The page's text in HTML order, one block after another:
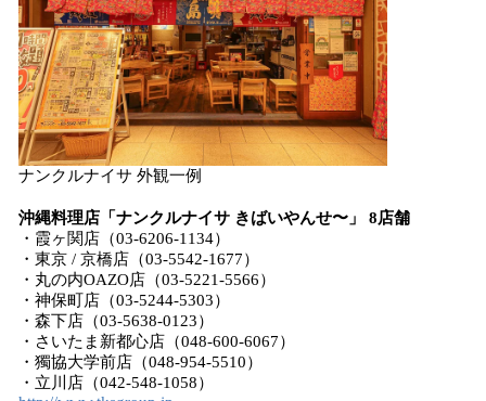
ナンクルナイサ 外観一例
沖縄料理店「ナンクルナイサ きばいやんせ〜」 8店舗
・霞ヶ関店（03-6206-1134）
・東京 / 京橋店（03-5542-1677）
・丸の内OAZO店（03-5221-5566）
・神保町店（03-5244-5303）
・森下店（03-5638-0123）
・さいたま新都心店（048-600-6067）
・獨協大学前店（048-954-5510）
・立川店（042-548-1058）